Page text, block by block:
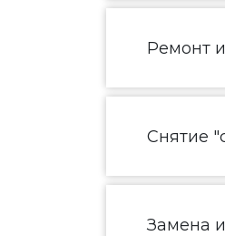
Ремонт
Снятие
Замена